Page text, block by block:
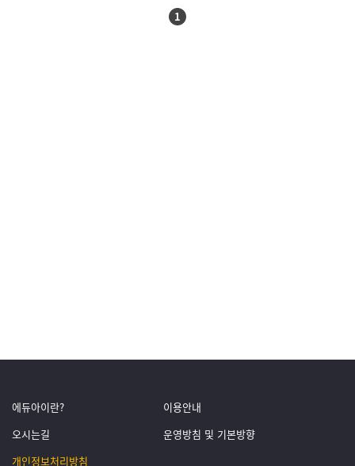
1
에듀아이란?
이용안내
오시는길
운영방침 및 기본방향
개인정보처리방침